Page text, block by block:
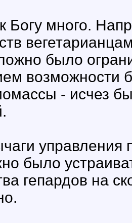
Богу много.
было
возможности
- исчез
было
гепардов на